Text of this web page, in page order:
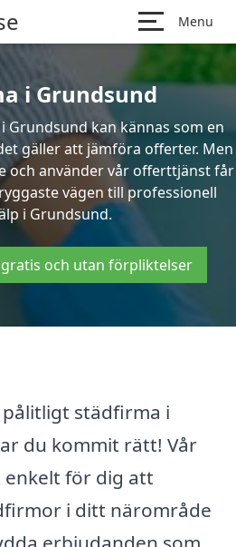
Menu
i Grundsund
kan kännas som en
gäller att jämföra offerter. Men
och använder vår offerttjänst får
vägen till professionell
i Grundsund.
och utan förpliktelser
städfirma i
du kommit rätt! Vår
för dig att
i ditt närområde